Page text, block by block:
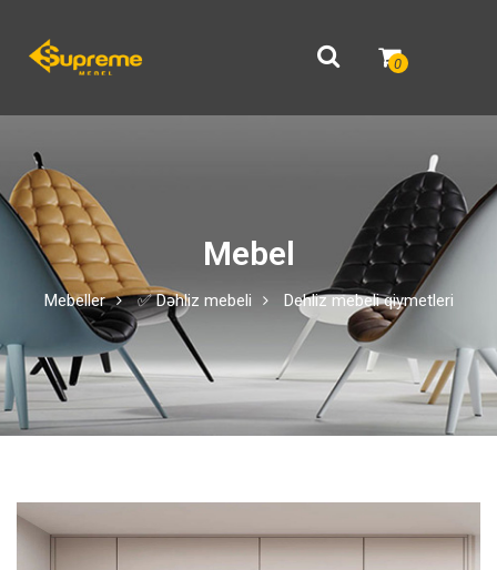
0
Mebel
Mebeller ✅ Dəhliz mebeli Dehliz mebeli qiymetleri